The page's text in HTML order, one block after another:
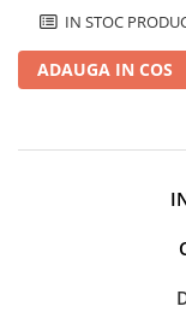
Accesorii Hidroizolatii
Adezivi
Adeziv termosistem
IN STOC
ADAUGA IN COS